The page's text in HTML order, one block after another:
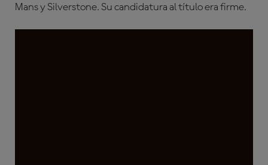
Mans y Silverstone. Su candidatura al título era firme.